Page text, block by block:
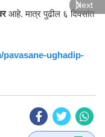
आहे. मात्र पुढील ६ दिवसांत
ughadip-
Next